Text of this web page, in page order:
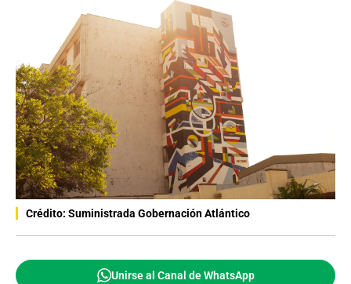
Crédito: Suministrada Gobernación Atlántico
Unirse al Canal de WhatsApp